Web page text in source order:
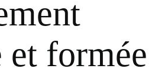
et formée